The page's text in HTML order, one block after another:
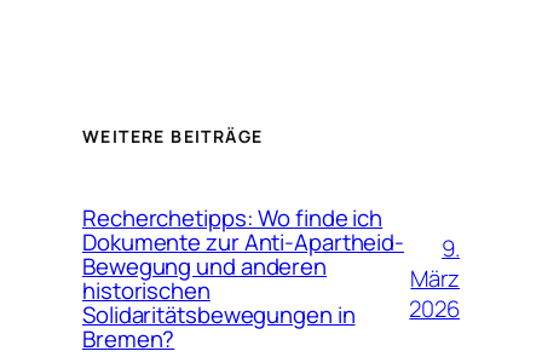
WEITERE BEITRÄGE
Recherchetipps: Wo finde ich
Dokumente zur Anti-Apartheid-
Bewegung und anderen
historischen
Solidaritätsbewegungen in
Bremen?
9.
März
2026